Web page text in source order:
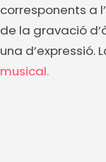
corresponents a
de la gravació
una d’expressió.
musical.